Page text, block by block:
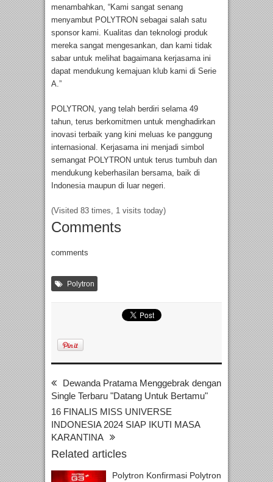
menambahkan, “Kami sangat senang
menyambut POLYTRON sebagai salah satu
sponsor kami. Kualitas dan teknologi produk
mereka sangat mengesankan, dan kami tidak
sabar untuk melihat bagaimana kerjasama ini
dapat mendukung kemajuan klub kami di Serie
A.”
POLYTRON, yang telah berdiri selama 49
tahun, terus berkomitmen untuk menghadirkan
inovasi terbaik yang kini meluas ke panggung
internasional. Kerjasama ini menjadi simbol
semangat POLYTRON untuk terus tumbuh dan
mendukung keberhasilan bersama, baik di
Indonesia maupun di luar negeri.
(Visited 83 times, 1 visits today)
Comments
comments
Polytron
Dewanda Pratama Menggebrak dengan
Single Terbaru "Datang Untuk Bertamu"
16 FINALIS MISS UNIVERSE
INDONESIA 2024 SIAP IKUTI MASA
KARANTINA
Related articles
Polytron Konfirmasi Polytron